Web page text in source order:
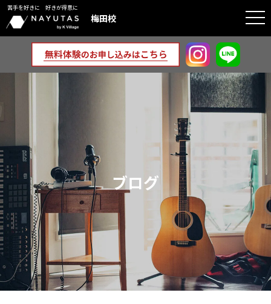
苦手を好きに 好きが得意に
梅田校
ブログ